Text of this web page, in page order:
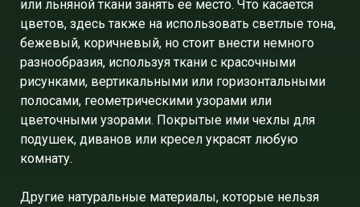
или льняной ткани занять ее место. Что касается
цветов, здесь также на использовать светлые тона,
бежевый, коричневый, но стоит внести немного
разнообразия, используя ткани с красочными
рисунками, вертикальными или горизонтальными
полосами, геометрическими узорами или
цветочными узорами. Покрытые ими чехлы для
подушек, диванов или кресел украсят любую
комнату.
Другие натуральные материалы, которые нельзя